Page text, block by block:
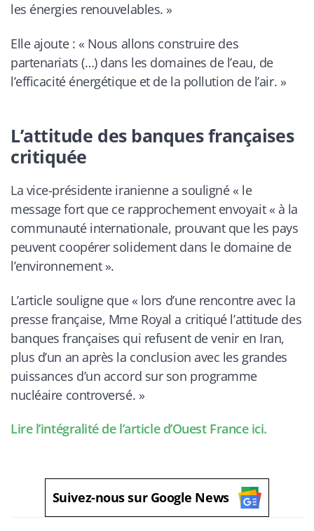
les énergies renouvelables. »
Elle ajoute : « Nous allons construire des
partenariats (…) dans les domaines de l’eau, de
l’efficacité énergétique et de la pollution de l’air. »
L’attitude des banques françaises
critiquée
La vice-présidente iranienne a souligné« le
message fort que ce rapprochement envoyait « à la
communauté internationale, prouvant que les pays
peuvent coopérer solidement dans le domaine de
l’environnement ».
L’article souligne que« lors d’une rencontre avec la
presse française, Mme Royal a critiqué l’attitude des
banques françaises qui refusent de venir en Iran,
plus d’un an après la conclusion avec les grandes
puissances d’un accord sur son programme
nucléaire controversé. »
Lire l’intégralité de l’article d’Ouest France ici.
Suivez-nous sur Google News